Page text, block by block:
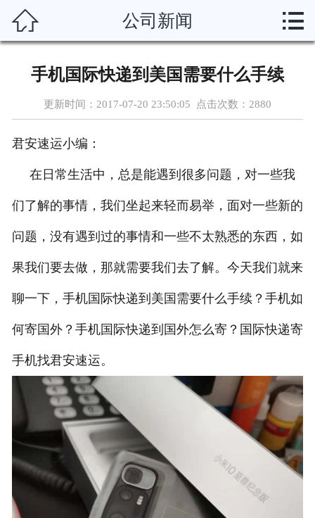
运输渠道
服务说明
资质荣誉
联系我们
 公司新闻 
手机国际快递到美国需要什么手续
更新时间：2017-07-20 23:50:05 点击次数： 2880
君安速运小编：
在日常生活中，总是能遇到很多问题，对一些我
们了解的事情，我们坐起来轻而易举，面对一些新的
问题，没有遇到过的事情和一些不太熟悉的东西，如
果我们要去做，那就需要我们去了解。今天我们就来
聊一下，手机国际快递到美国需要什么手续？手机如
何寄国外？手机国际快递到国外怎么寄？国际快递寄
手机找君安速运。